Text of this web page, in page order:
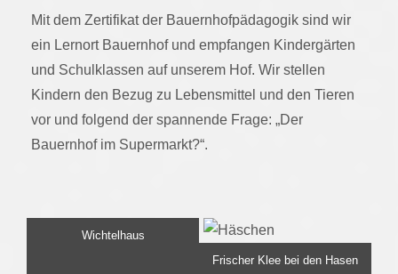
Mit dem Zertifikat der Bauernhofpädagogik sind wir
ein Lernort Bauernhof und empfangen Kindergärten
und Schulklassen auf unserem Hof. Wir stellen
Kindern den Bezug zu Lebensmittel und den Tieren
vor und folgend der spannende Frage: „Der
Bauernhof im Supermarkt?“.
Wichtelhaus
Frischer Klee bei den Hasen